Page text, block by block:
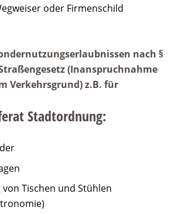
oder Firmenschild
nach §
(Inanspruchnahme
Verkehrsgrund) z.B. für
Stadtordnung:
Tischen und Stühlen